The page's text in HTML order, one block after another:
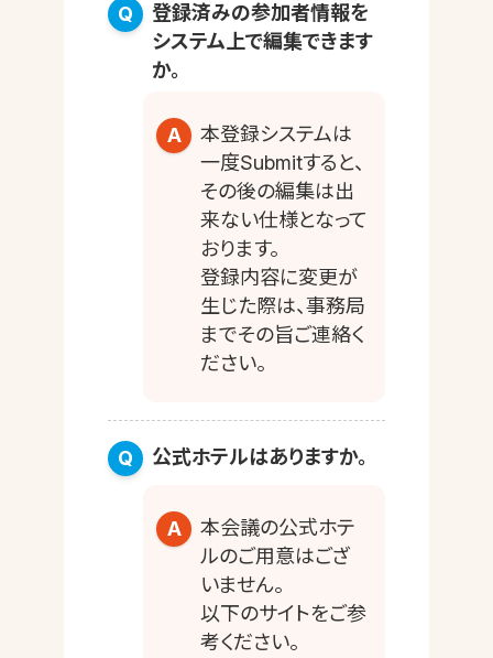
登録済みの参加者情報を
システム上で編集できます
か。
本登録システムは
一度Submitすると、
その後の編集は出
来ない仕様となって
おります。
登録内容に変更が
生じた際は、事務局
までその旨ご連絡く
ださい。
公式ホテルはありますか。
本会議の公式ホテ
ルのご用意はござ
いません。
以下のサイトをご参
考ください。